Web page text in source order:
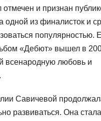
отмечен и признан
одной из финалисток и
популярностью.
«Дебют» вышел в
всенародную любовь и
Савичевой
развиваться. Она стала